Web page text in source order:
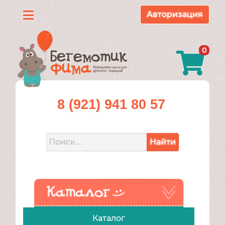
Каталог
О
нас
Доставка
Контакты
Авторизация
0
8 (921) 941 80 57
Найти
Каталог